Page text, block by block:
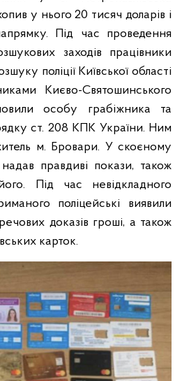
у нього 20 тисяч доларів і
Під час проведення
заходів працівники
поліції Київської області
Києво-Святошинського
особу грабіжника та
ст. 208 КПК України. Ним
м. Бровари. У скоєному
правдиві покази, також
Під час невідкладного
поліцейські виявили
доказів гроші, а також
карток.